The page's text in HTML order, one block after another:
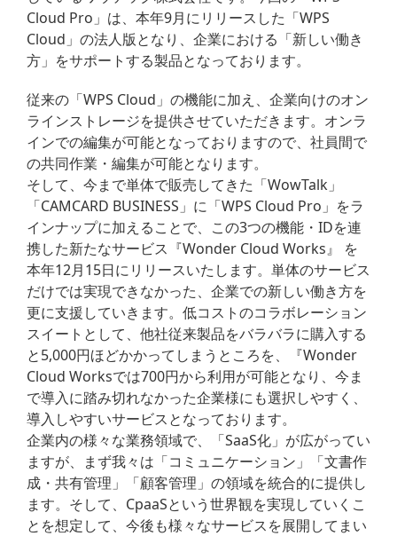
Cloud Pro」は、本年9月にリリースした「WPS
Cloud」の法人版となり、企業における「新しい働き
方」をサポートする製品となっております。
従来の「WPS Cloud」の機能に加え、企業向けのオン
ラインストレージを提供させていただきます。オンラ
インでの編集が可能となっておりますので、社員間で
の共同作業・編集が可能となります。
そして、今まで単体で販売してきた「WowTalk」
「CAMCARD BUSINESS」に「WPS Cloud Pro」をラ
インナップに加えることで、この3つの機能・IDを連
携した新たなサービス『Wonder Cloud Works』 を
本年12月15日にリリースいたします。単体のサービス
だけでは実現できなかった、企業での新しい働き方を
更に支援していきます。低コストのコラボレーション
スイートとして、他社従来製品をバラバラに購入する
と5,000円ほどかかってしまうところを、『Wonder
Cloud Worksでは700円から利用が可能となり、今ま
で導入に踏み切れなかった企業様にも選択しやすく、
導入しやすいサービスとなっております。
企業内の様々な業務領域で、「SaaS化」が広がってい
ますが、まず我々は「コミュニケーション」「文書作
成・共有管理」「顧客管理」の領域を統合的に提供し
ます。そして、CpaaSという世界観を実現していくこ
とを想定して、今後も様々なサービスを展開してまい